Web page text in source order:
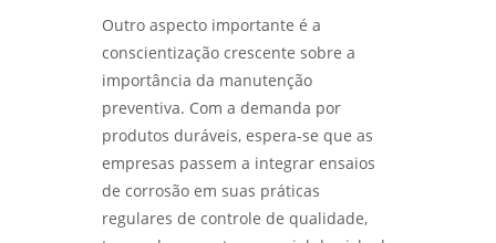
Outro aspecto importante é a
conscientização crescente sobre a
importância da manutenção
preventiva. Com a demanda por
produtos duráveis, espera-se que as
empresas passem a integrar ensaios
de corrosão em suas práticas
regulares de controle de qualidade,